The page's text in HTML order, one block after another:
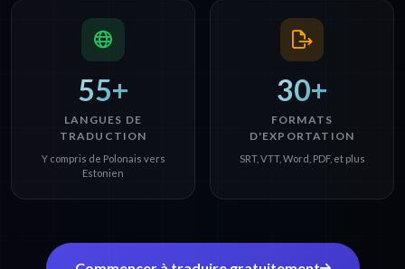
55+
LANGUES DE
TRADUCTION
Y compris de Polonais vers
Estonien
30+
FORMATS
D'EXPORTATION
SRT, VTT, Word, PDF, et plus